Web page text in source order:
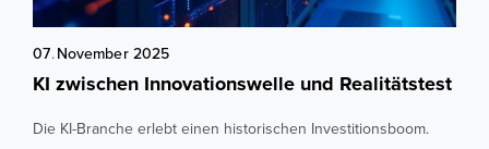
07.November 2025
KI zwischen Innovationswelle und Realitätstest
Die KI-Branche erlebt einen historischen Investitionsboom.